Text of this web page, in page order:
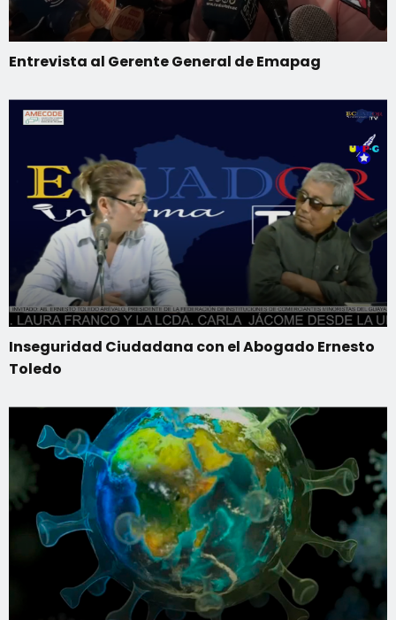
Entrevista al Gerente General de Emapag
Inseguridad Ciudadana con el Abogado Ernesto
Toledo